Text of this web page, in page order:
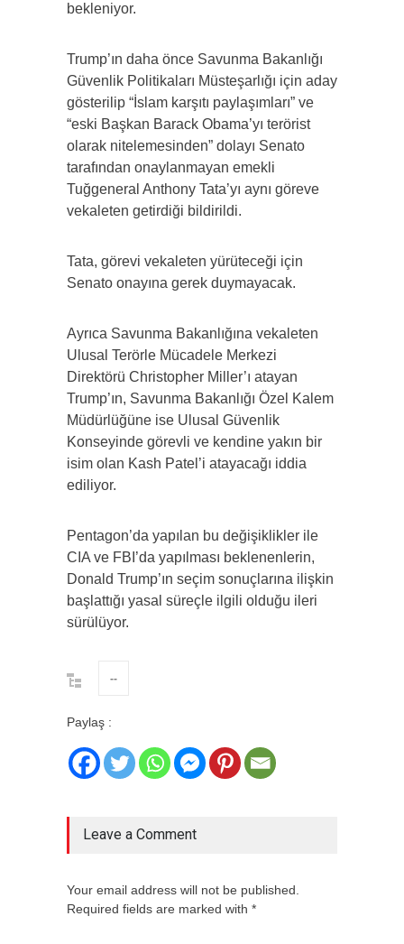
bekleniyor.
Trump’ın daha önce Savunma Bakanlığı
Güvenlik Politikaları Müsteşarlığı için aday
gösterilip “İslam karşıtı paylaşımları” ve
“eski Başkan Barack Obama’yı terörist
olarak nitelemesinden” dolayı Senato
tarafından onaylanmayan emekli
Tuğgeneral Anthony Tata’yı aynı göreve
vekaleten getirdiği bildirildi.
Tata, görevi vekaleten yürüteceği için
Senato onayına gerek duymayacak.
Ayrıca Savunma Bakanlığına vekaleten
Ulusal Terörle Mücadele Merkezi
Direktörü Christopher Miller’ı atayan
Trump’ın, Savunma Bakanlığı Özel Kalem
Müdürlüğüne ise Ulusal Güvenlik
Konseyinde görevli ve kendine yakın bir
isim olan Kash Patel’i atayacağı iddia
ediliyor.
Pentagon’da yapılan bu değişiklikler ile
CIA ve FBI’da yapılması beklenenlerin,
Donald Trump’ın seçim sonuçlarına ilişkin
başlattığı yasal süreçle ilgili olduğu ileri
sürülüyor.
--
Paylaş :
Leave a Comment
Your email address will not be published.
Required fields are marked with *